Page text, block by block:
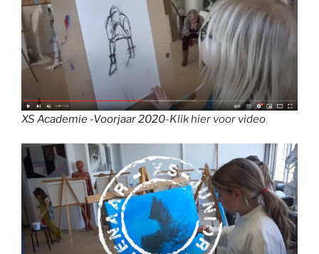
XS Academie -Voorjaar 2020-Klik hier voor video